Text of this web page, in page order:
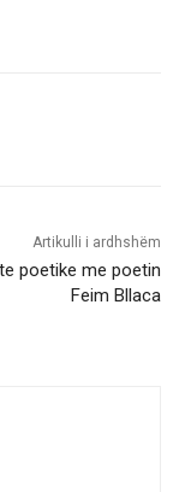
Artikulli i ardhshëm
poetike me poetin
Feim Bllaca